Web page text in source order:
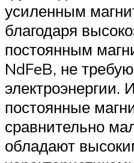
усиленным
благодаря
постоянным
NdFeB, не
электроэнергии.
постоянные
сравнительно
обладают